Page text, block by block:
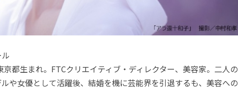
都生まれ。FTCクリエイティブ・ディレクター、美容家。二人の
や女優として活躍後、結婚を機に芸能界を引退するも、美容への